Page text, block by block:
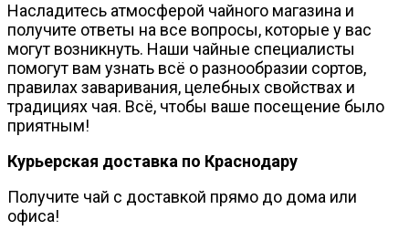
Насладитесь атмосферой чайного магазина и
получите ответы на все вопросы, которые у вас
могут возникнуть. Наши чайные специалисты
помогут вам узнать всё о разнообразии сортов,
правилах заваривания, целебных свойствах и
традициях чая. Всё, чтобы ваше посещение было
приятным!
Курьерская доставка по Краснодару
Получите чай с доставкой прямо до дома или
офиса!